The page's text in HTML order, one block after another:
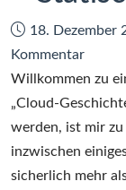
40
Datum:
18. Dezember
Kommentarzu
Cloud-
–
Teil
1
Willkommen zu
„Cloud-
werden, ist mir
inzwischen
sicherlich mehr